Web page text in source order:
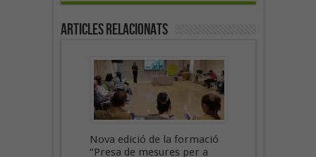
Articles Relacionats
Nova edició de la formació
“Presa de mesures per a